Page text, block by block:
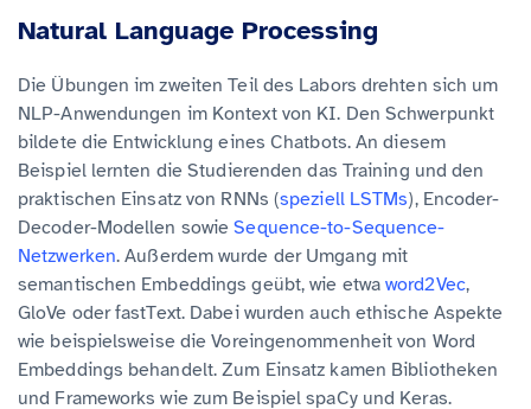
Natural Language Processing
Die Übungen im zweiten Teil des Labors drehten sich um
NLP-Anwendungen im Kontext von KI. Den Schwerpunkt
bildete die Entwicklung eines Chatbots. An diesem
Beispiel lernten die Studierenden das Training und den
praktischen Einsatz von RNNs (speziell LSTMs), Encoder-
Decoder-Modellen sowieSequence-to-Sequence-
Netzwerken. Außerdem wurde der Umgang mit
semantischen Embeddings geübt, wie etwaword2Vec,
GloVe oder fastText. Dabei wurden auch ethische Aspekte
wie beispielsweise die Voreingenommenheit von Word
Embeddings behandelt. Zum Einsatz kamen Bibliotheken
und Frameworks wie zum Beispiel spaCy und Keras.